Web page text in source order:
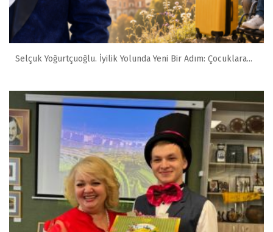
Selçuk Yoğurtçuoğlu. İyilik Yolunda Yeni Bir Adım: Çocuklara...